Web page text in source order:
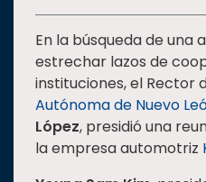
TEMAS
Oferta
educativa
Estudiantes
En la búsqueda de una
estrechar lazos de
instituciones, el Rector
Autónoma de Nuevo
López, presidió una
la empresa automotriz